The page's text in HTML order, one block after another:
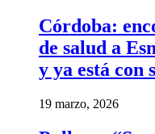
Córdoba:
de salud a
y ya está con
19 marzo, 2026